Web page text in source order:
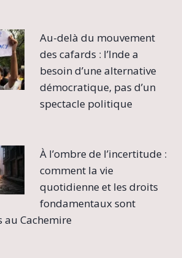
Au-delà du mouvement
des cafards : l’Inde a
besoin d’une alternative
démocratique, pas d’un
spectacle politique
À l’ombre de l’incertitude :
comment la vie
quotidienne et les droits
fondamentaux sont
au Cachemire